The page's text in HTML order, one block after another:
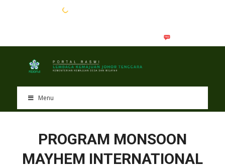
Menu
PROGRAM MONSOON
MAYHEM INTERNATIONAL